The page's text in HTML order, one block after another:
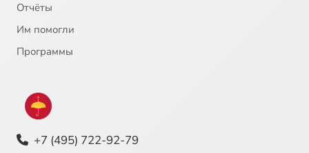
Отчёты
Им помогли
Программы
+7 (495) 722-92-79